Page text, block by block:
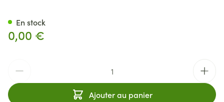
0,00 €
Ajouter au panier
En stock